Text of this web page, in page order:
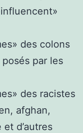
des colons
par les
des racistes
afghan,
d’autres